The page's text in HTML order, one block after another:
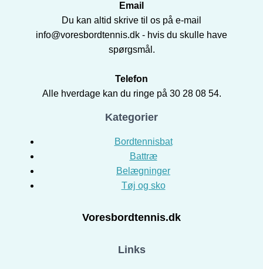
Email
Du kan altid skrive til os på e-mail
info@voresbordtennis.dk - hvis du skulle have
spørgsmål.
Telefon
Alle hverdage kan du ringe på 30 28 08 54.
Kategorier
Bordtennisbat
Battræ
Belægninger
Tøj og sko
Voresbordtennis.dk
Links